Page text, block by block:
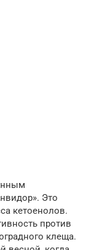
Это
кетоенолов.
против
клеща.